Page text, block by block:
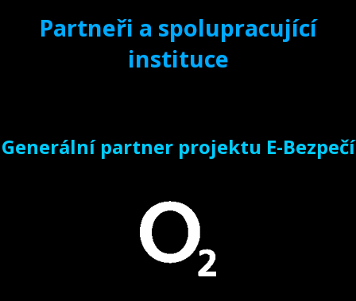
Partneři a spolupracující
instituce
Generální partner projektu E-Bezpečí